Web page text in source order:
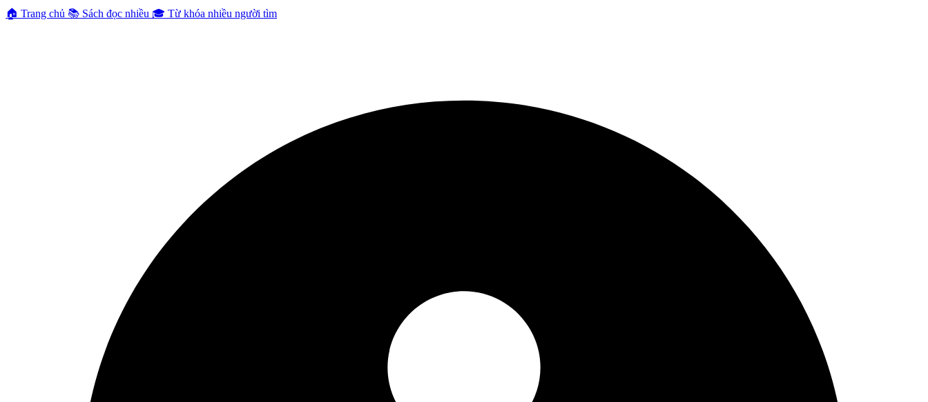
🏠 Trang chủ 📚 Sách đọc nhiều 🎓 Từ khóa nhiều người tìm